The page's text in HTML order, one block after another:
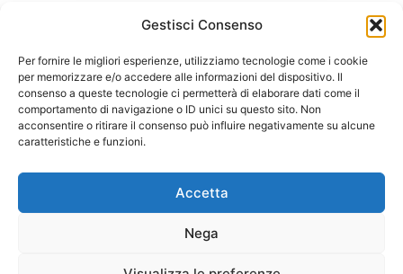
Gestisci Consenso
Per fornire le migliori esperienze, utilizziamo tecnologie come i cookie
per memorizzare e/o accedere alle informazioni del dispositivo. Il
consenso a queste tecnologie ci permetterà di elaborare dati come il
comportamento di navigazione o ID unici su questo sito. Non
acconsentire o ritirare il consenso può influire negativamente su alcune
caratteristiche e funzioni.
Accetta
Nega
ASLA | Associazione Studi Legali Associati
Sede Legale c/o Ordine degli Avvocati
di Milano
Sede operativa c/o LCA Studio
Tel: 348.7530626
info@aslaitalia.it